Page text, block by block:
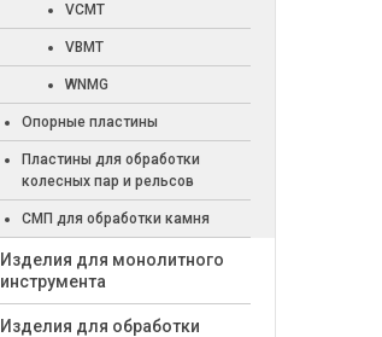
VCMT
VBMT
WNMG
Опорные пластины
Пластины для обработки
колесных пар и рельсов
СМП для обработки камня
Изделия для монолитного
инструмента
Изделия для обработки